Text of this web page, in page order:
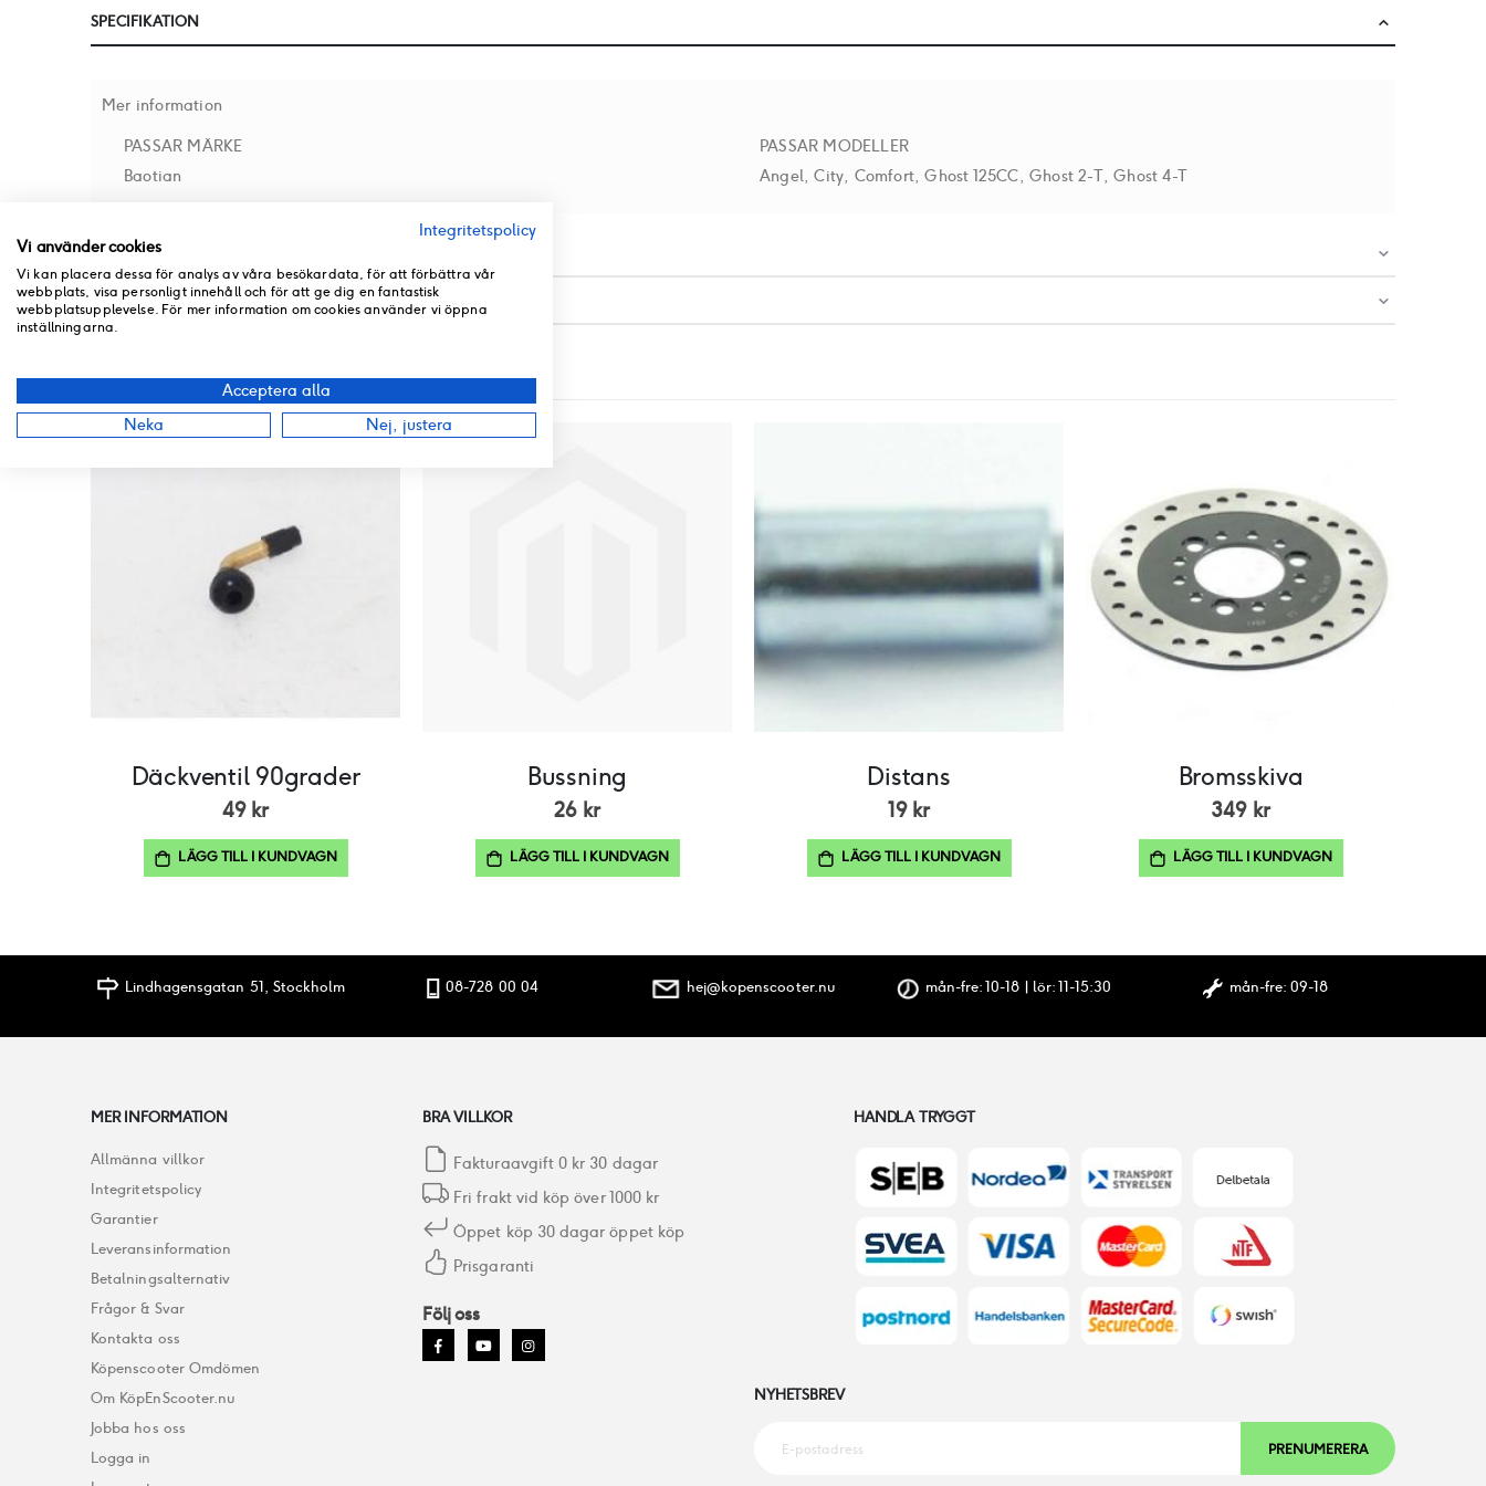
bildgalleriet
SPECIFIKATION
Mer information
PASSAR MÄRKE
Baotian
PASSAR MODELLER
Angel, City, Comfort, Ghost 125CC, Ghost 2-T, Ghost 4-T
RECENSIONER
BUTIKSLAGER
ANDRA PRODUKTER FRÅN SAMMA KATEGORI
Däckventil 90grader
49 kr
LÄGG TILL I KUNDVAGN
Bussning
26 kr
LÄGG TILL I KUNDVAGN
Distans
19 kr
LÄGG TILL I KUNDVAGN
Bromsskiva
349 kr
LÄGG TILL I KUNDVAGN
Lindhagensgatan 51, Stockholm 08-728 00 04 hej@kopenscooter.nu mån-fre: 10-18 | lör: 11-15:30 mån-fre: 09-18
MER INFORMATION
Allmänna villkor
Integritetspolicy
Garantier
Leveransinformation
Betalningsalternativ
Frågor & Svar
Kontakta oss
Köpenscooter Omdömen
Om KöpEnScooter.nu
Jobba hos oss
Logga in
BRA VILLKOR
Fakturaavgift 0 kr 30 dagar
Fri frakt vid köp över 1000 kr
Öppet köp 30 dagar öppet köp
Prisgaranti
Följ oss
HANDLA TRYGGT
NYHETSBREV
PRENUMERERA
Integritetspolicy
Vi använder cookies
Vi kan placera dessa för analys av våra besökardata, för att förbättra vår
webbplats, visa personligt innehåll och för att ge dig en fantastisk
webbplatsupplevelse. För mer information om cookies använder vi öppna
inställningarna.
Acceptera alla
Neka
Nej, justera